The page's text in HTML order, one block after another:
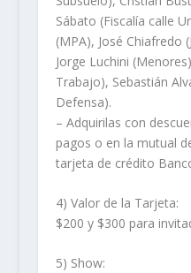
Sábato (Fiscalía calle
(MPA), José Chiafredo
Jorge Luchini
Trabajo), Sebastián
Defensa).
– Adquirilas con
pagos o en la mutual
tarjeta de crédito
4) Valor de la Tarjeta:
$200 y $300 para
5) Show: